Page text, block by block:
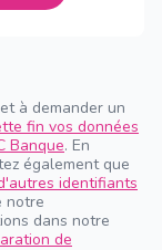
à demander un
fin vos données
Banque. En
également que
identifiants
notre
dans notre
de